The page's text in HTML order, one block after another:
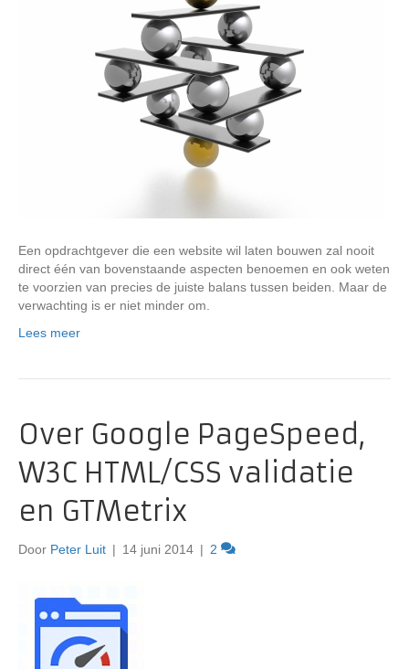
Een opdrachtgever die een website wil laten bouwen zal nooit
direct één van bovenstaande aspecten benoemen en ook weten
te voorzien van precies de juiste balans tussen beiden. Maar de
verwachting is er niet minder om.
Lees meer
Over Google PageSpeed,
W3C HTML/CSS validatie
en GTMetrix
Door Peter Luit | 14 juni 2014 | 2